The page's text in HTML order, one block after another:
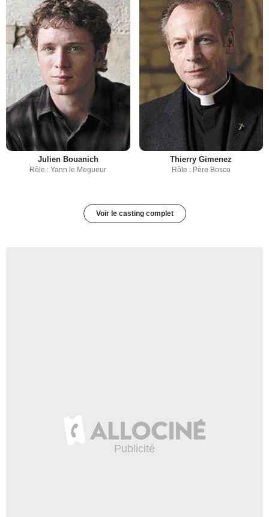
Julien Bouanich
Rôle : Yann le Megueur
Thierry Gimenez
Rôle : Père Bosco
Voir le casting complet